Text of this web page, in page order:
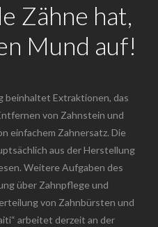
Zähne hat,
Mund auf!
beinhaltet Extraktionen, das
von Zahnstein und
einfachem Zahnersatz. Die
aus der Herstellung
Weitere Aufgaben des
über Zahnpflege und
von Zahnbürsten und
arbeitet derzeit an der